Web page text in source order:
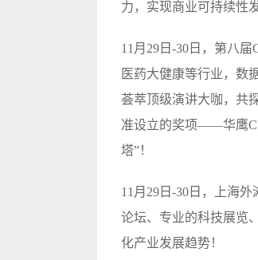
力，实现商业可持续性
11月29日-30日，第八
医药大健康等行业，数
荟萃顶级演讲大咖，共
准设立的奖项——华鹰
塔”！
11月29日-30日，上海
论坛、专业的科技展览
化产业发展趋势！